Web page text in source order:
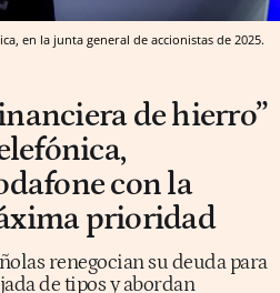
en la junta general de accionistas de 2025.
de hierro”
con la
prioridad
renegocian su deuda para
de tipos y abordan